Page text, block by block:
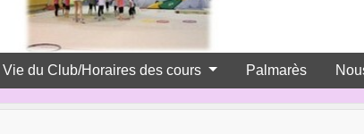
Vie du Club/Horaires des cours Palmarès